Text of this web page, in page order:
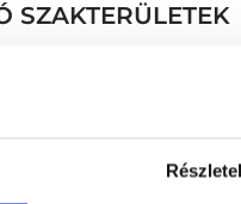
SZAKTERÜLETEK